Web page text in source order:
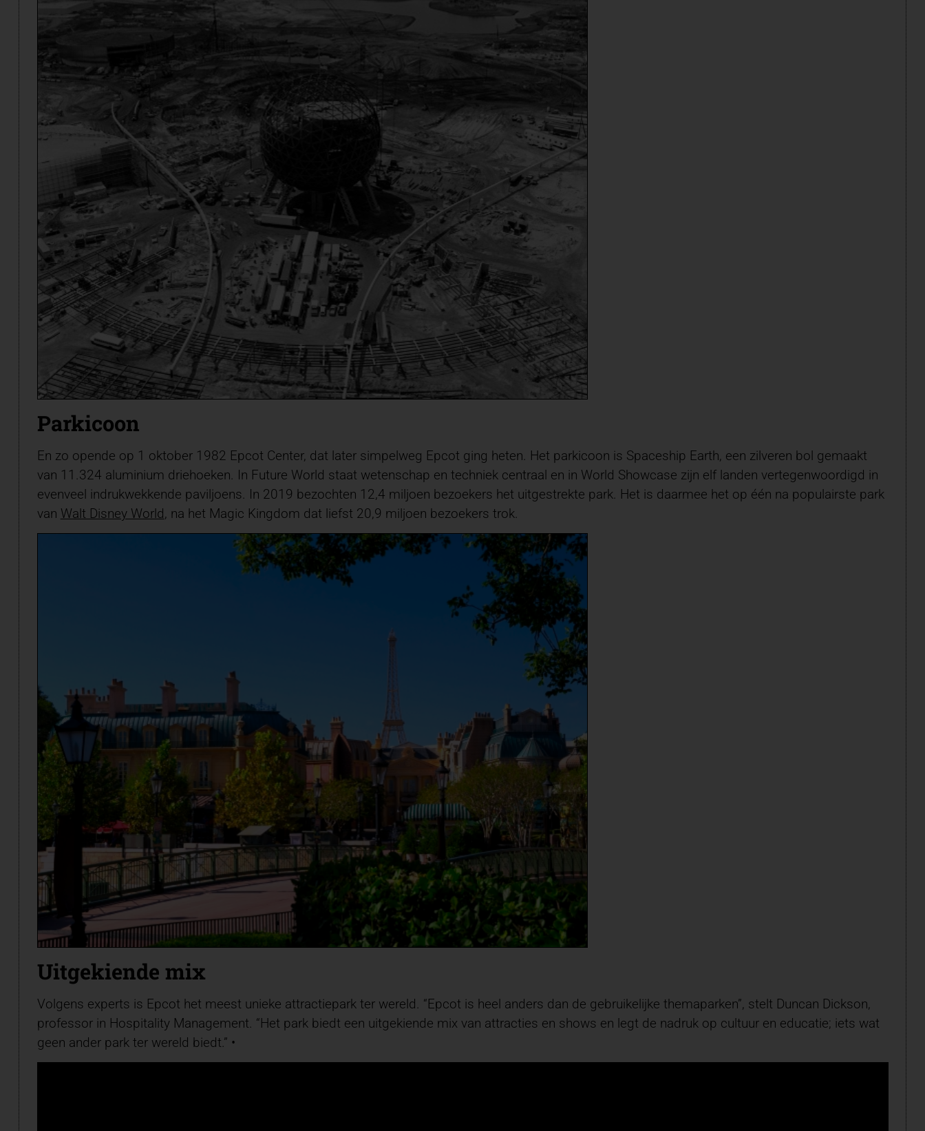
Parkicoon
En zo opende op 1 oktober 1982 Epcot Center, dat later simpelweg Epcot ging heten. Het parkicoon is Spaceship Earth, een zilveren bol gemaakt
van 11.324 aluminium driehoeken. In Future World staat wetenschap en techniek centraal en in World Showcase zijn elf landen vertegenwoordigd in
evenveel indrukwekkende paviljoens. In 2019 bezochten 12,4 miljoen bezoekers het uitgestrekte park. Het is daarmee het op één na populairste park
van Walt Disney World, na het Magic Kingdom dat liefst 20,9 miljoen bezoekers trok.
Uitgekiende mix
Volgens experts is Epcot het meest unieke attractiepark ter wereld. “Epcot is heel anders dan de gebruikelijke themaparken”, stelt Duncan Dickson,
professor in Hospitality Management. “Het park biedt een uitgekiende mix van attracties en shows en legt de nadruk op cultuur en educatie; iets wat
geen ander park ter wereld biedt.” •